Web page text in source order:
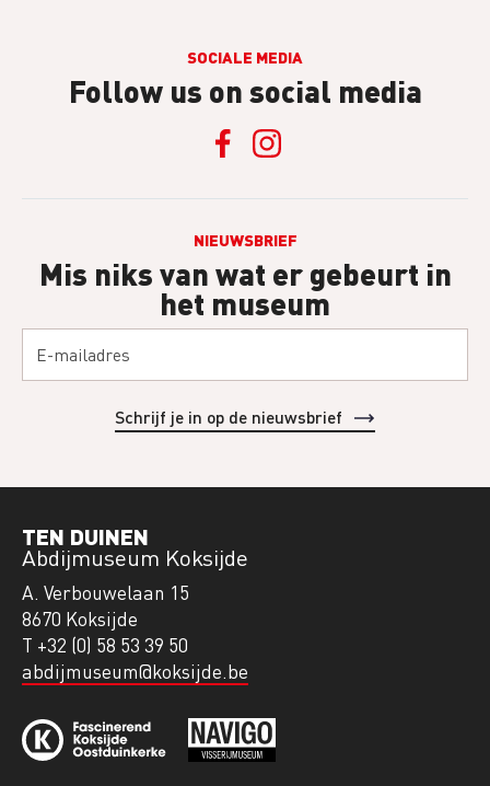
SOCIALE MEDIA
Follow us on social media
NIEUWSBRIEF
Mis niks van wat er gebeurt in
het museum
TEN DUINEN
Abdijmuseum Koksijde
A. Verbouwelaan 15
8670 Koksijde
T +32 (0) 58 53 39 50
abdijmuseum@koksijde.be